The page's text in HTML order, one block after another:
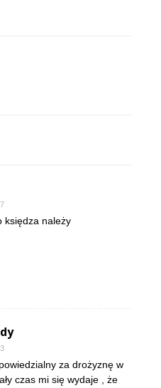
księdza należy
za drożyznę w
czas mi się wydaje , że